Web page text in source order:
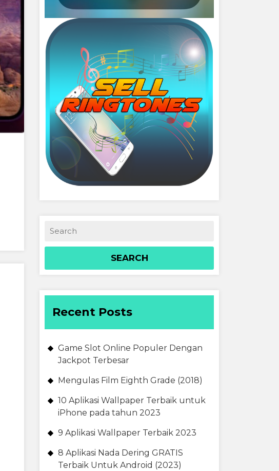
Recent Posts
Game Slot Online Populer Dengan
Jackpot Terbesar
Mengulas Film Eighth Grade (2018)
10 Aplikasi Wallpaper Terbaik untuk
iPhone pada tahun 2023
9 Aplikasi Wallpaper Terbaik 2023
8 Aplikasi Nada Dering GRATIS
Terbaik Untuk Android (2023)